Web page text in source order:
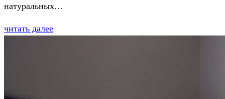
натуральных…
читать далее